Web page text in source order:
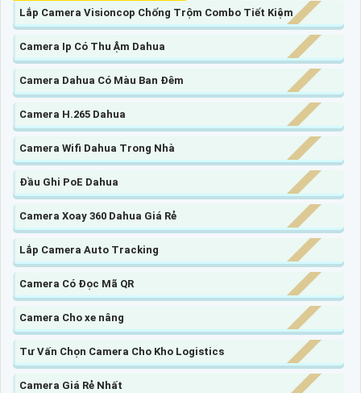
Lắp Camera Visioncop Chống Trộm Combo Tiết Kiệm
Camera Ip Có Thu Ậm Dahua
Camera Dahua Có Màu Ban Đêm
Camera H.265 Dahua
Camera Wifi Dahua Trong Nhà
Đầu Ghi PoE Dahua
Camera Xoay 360 Dahua Giá Rẻ
Lắp Camera Auto Tracking
Camera Có Đọc Mã QR
Camera Cho xe nâng
Tư Vấn Chọn Camera Cho Kho Logistics
Camera Giá Rẻ Nhất